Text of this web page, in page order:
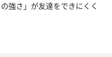
強さ」が友達をできにくく